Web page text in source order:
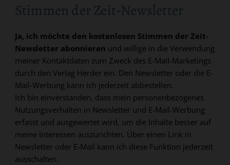
Stimmen der Zeit-Newsletter
Ja, ich möchte den kostenlosen Stimmen der Zeit-
Newsletter abonnieren und willige in die Verwendung
meiner Kontaktdaten zum Zweck des E-Mail-Marketings
durch den Verlag Herder ein. Den Newsletter oder die E-
Mail-Werbung kann ich jederzeit abbestellen.
Ich bin einverstanden, dass mein personenbezogenes
Nutzungsverhalten in Newsletter und E-Mail-Werbung
erfasst und ausgewertet wird, um die Inhalte besser auf
meine Interessen auszurichten. Über einen Link in
Newsletter oder E-Mail kann ich diese Funktion jederzeit
ausschalten.